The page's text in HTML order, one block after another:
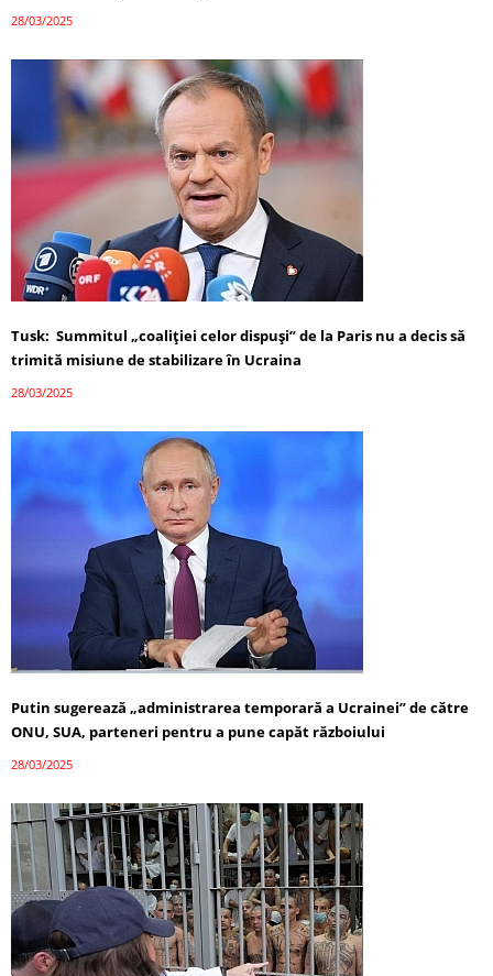
28/03/2025
Tusk: Summitul „coaliției celor dispuși” de la Paris nu a decis să
trimită misiune de stabilizare în Ucraina
28/03/2025
Putin sugerează „administrarea temporară a Ucrainei” de către
ONU, SUA, parteneri pentru a pune capăt războiului
28/03/2025